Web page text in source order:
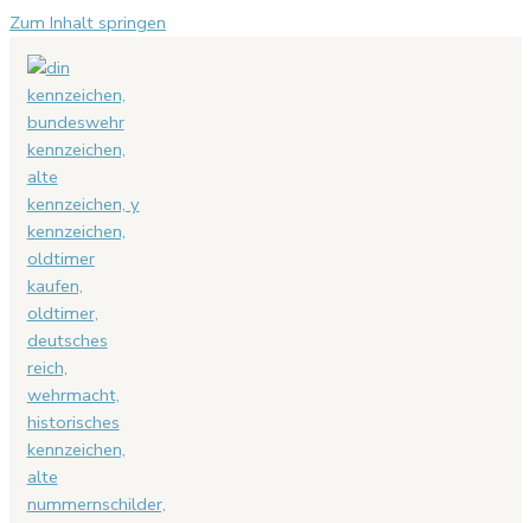
Zum Inhalt springen